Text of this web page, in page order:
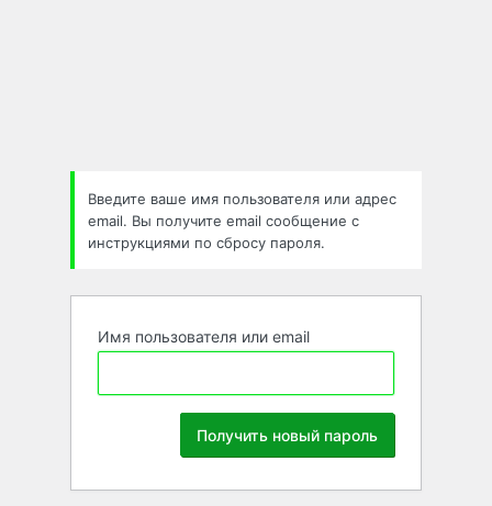
Введите ваше имя пользователя или адрес
email. Вы получите email сообщение с
инструкциями по сбросу пароля.
Имя пользователя или email